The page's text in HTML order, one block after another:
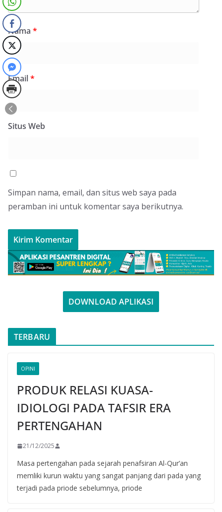
Nama *
Email*
Situs Web
Simpan nama, email, dan situs web saya pada
peramban ini untuk komentar saya berikutnya.
DOWNLOAD APLIKASI
TERBARU
OPINI
PRODUK RELASI KUASA-
IDIOLOGI PADA TAFSIR ERA
PERTENGAHAN
21/12/2025
Masa pertengahan pada sejarah penafsiran Al-Qur’an
memliki kurun waktu yang sangat panjang dari pada yang
terjadi pada priode sebelumnya, priode